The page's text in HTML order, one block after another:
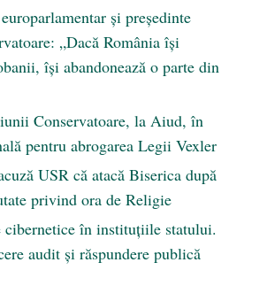
și președinte
„Dacă România își
își abandonează o parte din
Conservatoare, la Aiud, în
pentru abrogarea Legii Vexler
USR că atacă Biserica după
privind ora de Religie
cibernetice în instituțiile statului.
audit și răspundere publică